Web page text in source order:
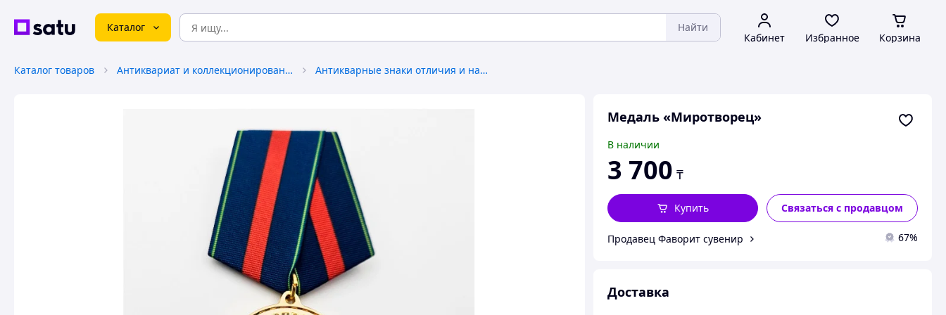
Каталог Найти
Кабинет Избранное Корзина
Каталог товаров Антиквариат и коллекционирование Антикварные знаки отличия и награды
Медаль «Миротворец»
В наличии
3 700 ₸
Купить Связаться с продавцом
Продавец Фаворит сувенир 67%
Доставка